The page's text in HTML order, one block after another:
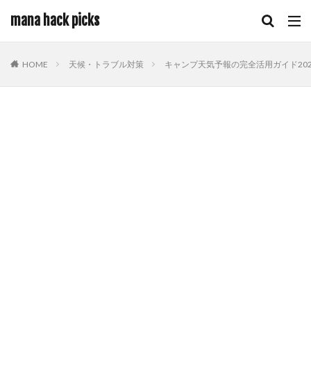
mana hack picks
HOME 天候・トラブル対策 キャンプ天気予報の完全活用ガイド